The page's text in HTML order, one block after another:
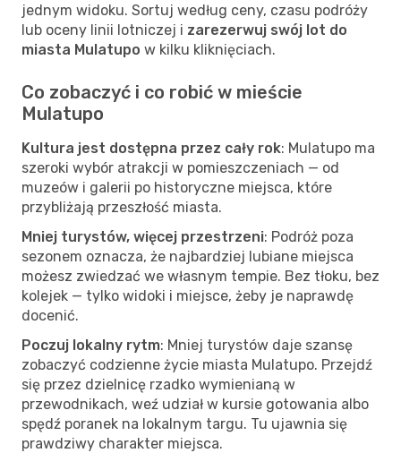
jednym widoku. Sortuj według ceny, czasu podróży
lub oceny linii lotniczej i zarezerwuj swój lot do
miasta Mulatupo w kilku kliknięciach.
Co zobaczyć i co robić w mieście
Mulatupo
Kultura jest dostępna przez cały rok: Mulatupo ma
szeroki wybór atrakcji w pomieszczeniach — od
muzeów i galerii po historyczne miejsca, które
przybliżają przeszłość miasta.
Mniej turystów, więcej przestrzeni: Podróż poza
sezonem oznacza, że najbardziej lubiane miejsca
możesz zwiedzać we własnym tempie. Bez tłoku, bez
kolejek — tylko widoki i miejsce, żeby je naprawdę
docenić.
Poczuj lokalny rytm: Mniej turystów daje szansę
zobaczyć codzienne życie miasta Mulatupo. Przejdź
się przez dzielnicę rzadko wymienianą w
przewodnikach, weź udział w kursie gotowania albo
spędź poranek na lokalnym targu. Tu ujawnia się
prawdziwy charakter miejsca.